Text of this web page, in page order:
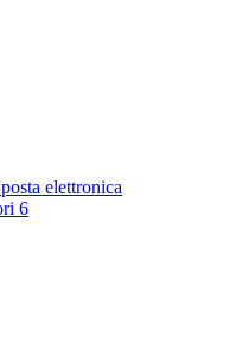
elettronica
6